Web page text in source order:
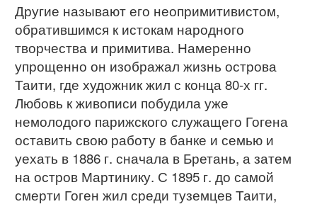
Другие называют его неопримитивистом,
обратившимся к истокам народного
творчества и примитива. Намеренно
упрощенно он изображал жизнь острова
Таити, где художник жил с конца 80-х гг.
Любовь к живописи побудила уже
немолодого парижского служащего Гогена
оставить свою работу в банке и семью и
уехать в 1886 г. сначала в Бретань, а затем
на остров Мартинику. С 1895 г. до самой
смерти Гоген жил среди туземцев Таити,